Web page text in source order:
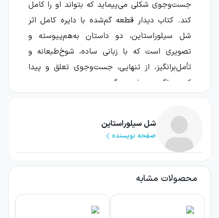
جست‌وجوی شکلی می‌پیماید که بتواند او را کامل
کند. کتاب دیدار قطعه گم‌شده با دایره کامل اثر
شل سیلوراستاین، دو داستان به‌هم‌پیوسته و
تصویری است که با زبانی ساده، شوخ‌طبعانه و
تأمل‌برانگیز، از تنهایی، جست‌وجوی تعلق و پیدا
کردن دلگرمی سخن می‌گوید.
که از راه برسد و او را با خود ببرد. جست‌وجوی او
برای یافتن دایره مکمل، مسیر اصلی داستان را
شکل می‌دهد؛ مسیری که در آن، انتظار و امید در
نویسنده قرار می‌گیرند.
درباره کتاب دیدار قطعه گم‌شده با
شل سیلوراستاین
صفحه نویسنده
محصولات مشابه